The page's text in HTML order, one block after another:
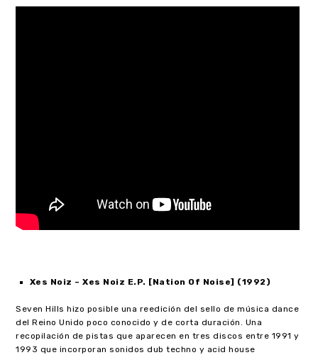
Xes Noiz – Xes Noiz E.P. [Nation Of Noise] (1992)
Seven Hills hizo posible una reedición del sello de música dance
del Reino Unido poco conocido y de corta duración. Una
recopilación de pistas que aparecen en tres discos entre 1991 y
1993 que incorporan sonidos dub techno y acid house